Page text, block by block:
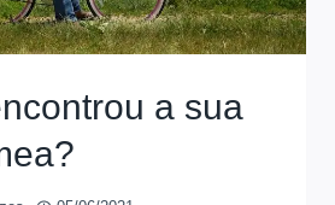
a sua